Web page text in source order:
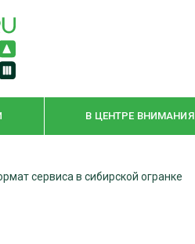
В ЦЕНТРЕ ВНИМАНИЯ
сервиса в сибирской огранке